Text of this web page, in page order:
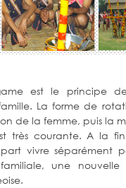
est le principe
La forme de
de la femme, puis la
très courante. A la
vivre séparément
une